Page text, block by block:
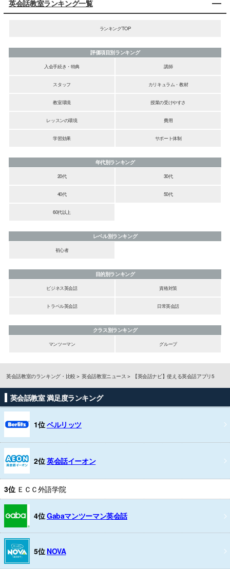
英会話教室ランキング一覧
ランキングTOP
評価項目別ランキング
入会手続き・特典
講師
スタッフ カリキュラム・教材
教室環境 授業の受けやすさ
レッスンの環境 費用
学習効果 サポート体制
年代別ランキング
20代
30代
40代 50代
60代以上
レベル別ランキング
初心者
目的別ランキング
ビジネス英会話
資格対策
トラベル英会話 日常英会話
クラス別ランキング
マンツーマン
グループ
英会話教室のランキング・比較 英会話教室ニュース 【英会話ナビ】使える英会話アプリ5
英会話教室 満足度ランキング
1位ベルリッツ
2位英会話イーオン
3位 ＥＣＣ外語学院
4位Gabaマンツーマン英会話
5位 NOVA